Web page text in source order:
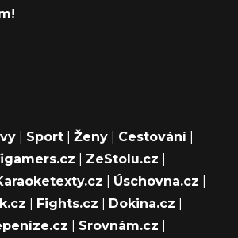
Sport Ženy Cestování|
ZeStolu.cz
Úschovna.cz
Fights.cz Dokina.cz
Srovnám.cz